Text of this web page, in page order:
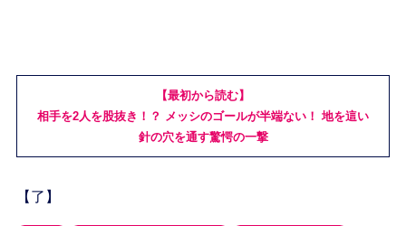
【最初から読む】
相手を2人を股抜き！？ メッシのゴールが半端ない！ 地を這い
針の穴を通す驚愕の一撃
【了】